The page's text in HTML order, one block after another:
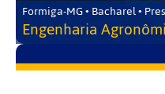
Formiga-MG • Bacharel •
Engenharia